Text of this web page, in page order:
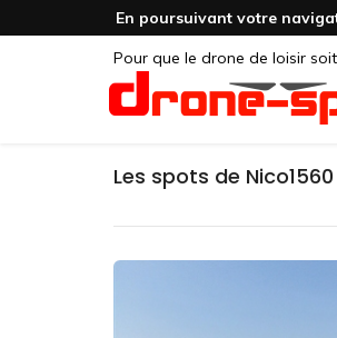
En poursuivant votre
Pour que le drone de loisir
Les spots de Nico1560